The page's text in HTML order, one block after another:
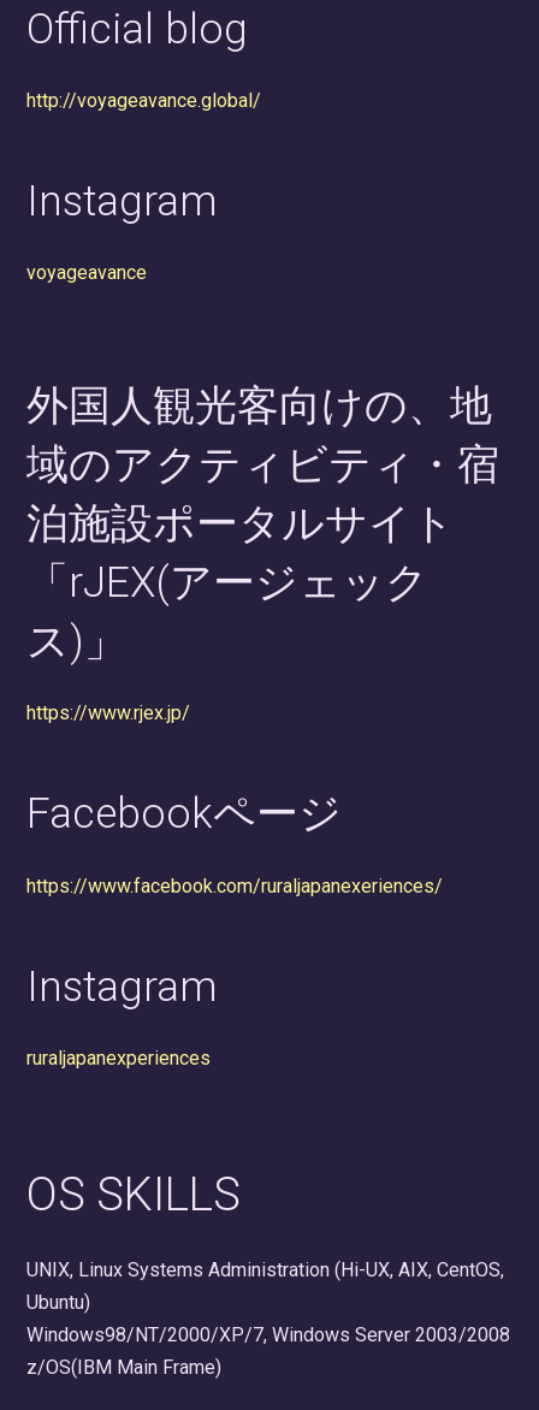
Official blog
http://voyageavance.global/
Instagram
voyageavance
外国人観光客向けの、地
域のアクティビティ・宿
泊施設ポータルサイト
「rJEX(アージェック
ス)」
https://www.rjex.jp/
Facebookページ
https://www.facebook.com/ruraljapanexeriences/
Instagram
ruraljapanexperiences
OS SKILLS
UNIX, Linux Systems Administration (Hi-UX, AIX, CentOS,
Ubuntu)
Windows98/NT/2000/XP/7, Windows Server 2003/2008
z/OS(IBM Main Frame)